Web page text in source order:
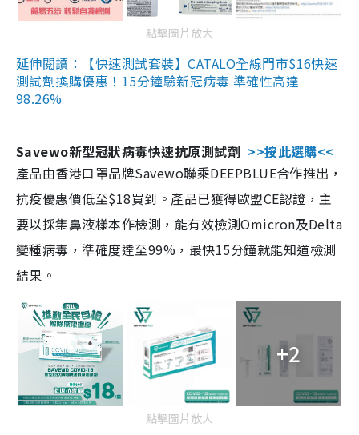
點擊圖片放大
延伸閱讀：【快速測試套裝】CATALO全線門市$16快速
測試劑換購優惠！15分鐘驗新冠病毒 準確性高達
98.26%
Savewo新型冠狀病毒快速抗原測試劑 >>按此選購<<
產品由香港口罩品牌Savewo聯乘DEEPBLUE合作推出，
抗疫優惠價低至$18買到。產品已獲得歐盟CE認證，主
要以採集鼻液樣本作檢測，能有效檢測Omicron及Delta
變種病毒，準確度達至99%，最快15分鐘就能知道檢測
結果。
+2
點擊圖片放大